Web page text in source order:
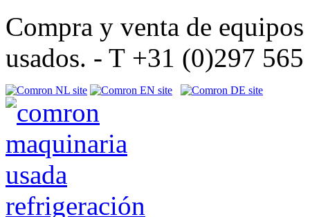
Compra y venta de
usados. - T +31 (0)297